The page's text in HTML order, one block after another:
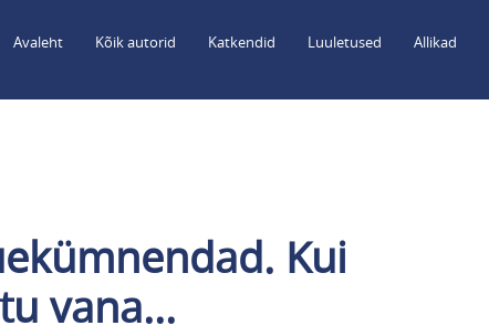
Avaleht Kõik autorid Katkendid Luuletused Allikad
Kui
vana...